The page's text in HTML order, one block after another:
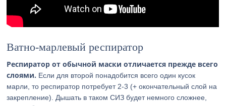
Ватно-марлевый респиратор
Респиратор от обычной маски отличается прежде всего
слоями. Если для второй понадобится всего один кусок
марли, то респиратор потребует 2-3 (+ окончательный слой на
закрепление). Дышать в таком СИЗ будет немного сложнее,